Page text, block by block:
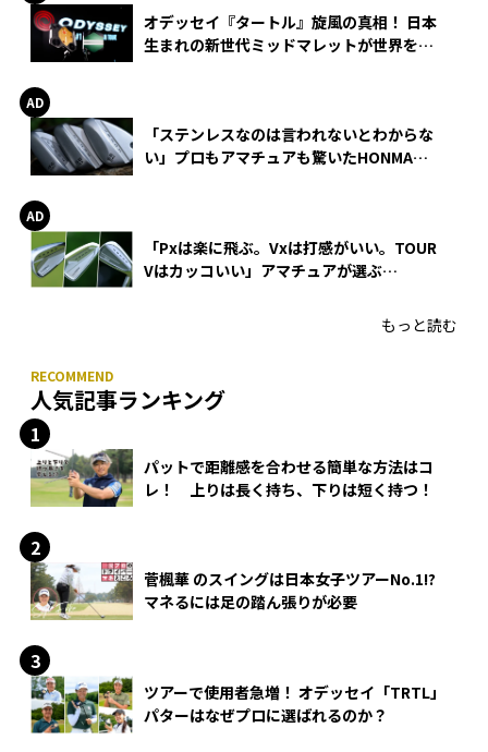
オデッセイ『タートル』旋風の真相！ 日本
生まれの新世代ミッドマレットが世界を席
「ステンレスなのは言われないとわからな
い」プロもアマチュアも驚いたHONMA
「Pxは楽に飛ぶ。Vxは打感がいい。TOUR
Vはカッコいい」アマチュアが選ぶ
もっと読む
人気記事ランキング
パットで距離感を合わせる簡単な方法はコ
レ！ 上りは長く持ち、下りは短く持つ！
菅楓華 のスイングは日本女子ツアーNo.1!?
マネるには足の踏ん張りが必要
ツアーで使用者急増！ オデッセイ「TRTL」
パターはなぜプロに選ばれるのか？